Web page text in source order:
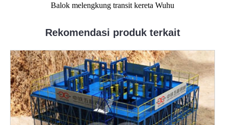
Balok melengkung transit kereta Wuhu
Rekomendasi produk terkait